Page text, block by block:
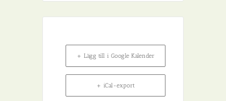
+ Lägg till i Google Kalender
+ iCal-export